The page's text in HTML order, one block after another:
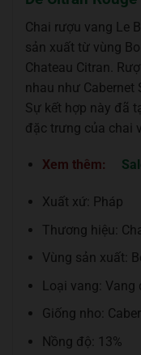
Chai rượu vang Le
sản xuất từ vùng
Chateau Citran.
nhau như Cabernet
Sự kết hợp này đã
đặc trưng của chai
Xem thêm:
Xuất xứ: Pháp
Thương hiệu:
Vùng sản xuất:
Loại vang: Vang
Giống nho:
Nồng độ: 13%